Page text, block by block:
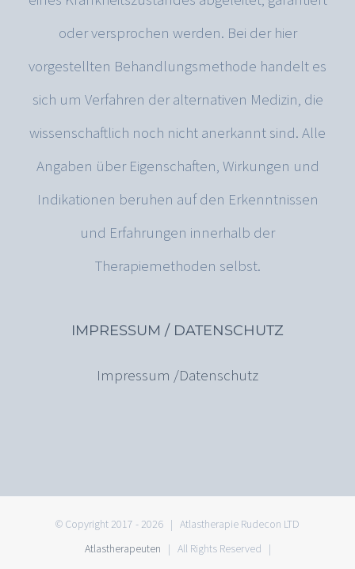
oder versprochen werden. Bei der hier
vorgestellten Behandlungsmethode handelt es
sich um Verfahren der alternativen Medizin, die
wissenschaftlich noch nicht anerkannt sind. Alle
Angaben über Eigenschaften, Wirkungen und
Indikationen beruhen auf den Erkenntnissen
und Erfahrungen innerhalb der
Therapiemethoden selbst.
IMPRESSUM / DATENSCHUTZ
Impressum /Datenschutz
© Copyright 2017 - 2026 | Atlastherapie Rudecon LTD
Atlastherapeuten | All Rights Reserved |